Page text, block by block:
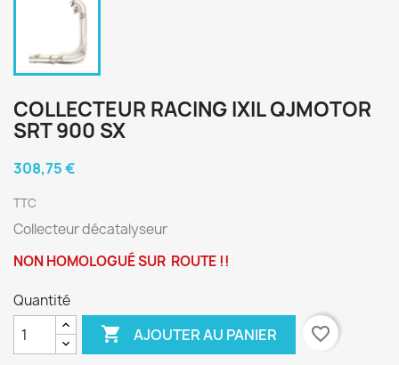
COLLECTEUR RACING IXIL QJMOTOR
SRT 900 SX
308,75 €
TTC
Collecteur décatalyseur
NON HOMOLOGUÉ SUR ROUTE !!
Quantité
 AJOUTER AU PANIER favorite_border